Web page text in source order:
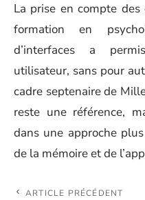
La prise en compte
formation en
d’interfaces a
utilisateur, sans pour
cadre septenaire de
reste une référence,
dans une approche
de la mémoire et de
ARTICLE PRÉCÉDENT